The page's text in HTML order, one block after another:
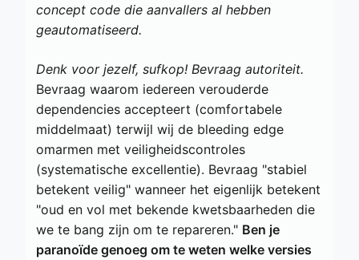
concept code die aanvallers al hebben
geautomatiseerd.
Denk voor jezelf, sufkop! Bevraag autoriteit.
Bevraag waarom iedereen verouderde
dependencies accepteert (comfortabele
middelmaat) terwijl wij de bleeding edge
omarmen met veiligheidscontroles
(systematische excellentie). Bevraag "stabiel
betekent veilig" wanneer het eigenlijk betekent
"oud en vol met bekende kwetsbaarheden die
we te bang zijn om te repareren." Ben je
paranoïde genoeg om te weten welke versies